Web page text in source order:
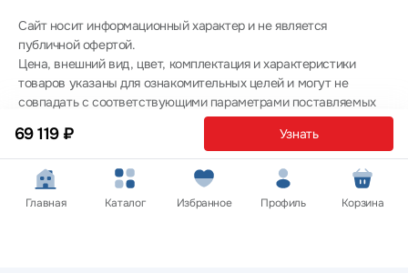
69 119 ₽ Узнать
Сайт носит информационный характер и не является
публичной офертой.
Цена, внешний вид, цвет, комплектация и характеристики
товаров указаны для ознакомительных целей и могут не
совпадать с соответствующими параметрами поставляемых
товаров - уточняйте информацию у менеджера при
оформлении заказа.
Политика конфиденциальности
© 2012 — 2026 ООО «Эпл Тэк»
Главная Каталог Избранное Профиль Корзина